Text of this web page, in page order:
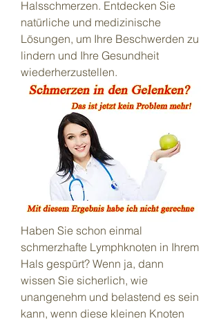
Halsschmerzen. Entdecken Sie
natürliche und medizinische
Lösungen, um Ihre Beschwerden zu
lindern und Ihre Gesundheit
wiederherzustellen.
Haben Sie schon einmal
schmerzhafte Lymphknoten in Ihrem
Hals gespürt? Wenn ja, dann
wissen Sie sicherlich, wie
unangenehm und belastend es sein
kann, wenn diese kleinen Knoten